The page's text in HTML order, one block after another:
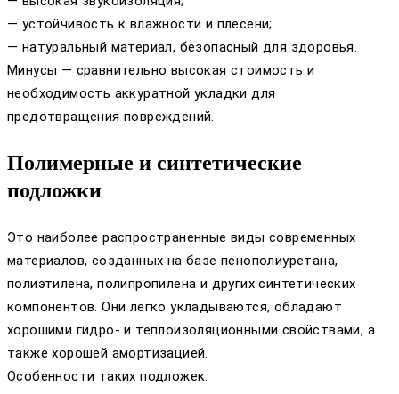
— устойчивость к влажности и плесени;
— натуральный материал, безопасный для здоровья.
Минусы — сравнительно высокая стоимость и
необходимость аккуратной укладки для
предотвращения повреждений.
Полимерные и синтетические
подложки
Это наиболее распространенные виды современных
материалов, созданных на базе пенополиуретана,
полиэтилена, полипропилена и других синтетических
компонентов. Они легко укладываются, обладают
хорошими гидро- и теплоизоляционными свойствами, а
также хорошей амортизацией.
Особенности таких подложек: